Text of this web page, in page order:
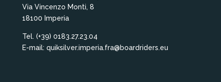
Via Vincenzo Monti, 8
18100 Imperia
Tel. (+39) 0183.27.23.04
E-mail: quiksilver.imperia.fra@boardriders.eu